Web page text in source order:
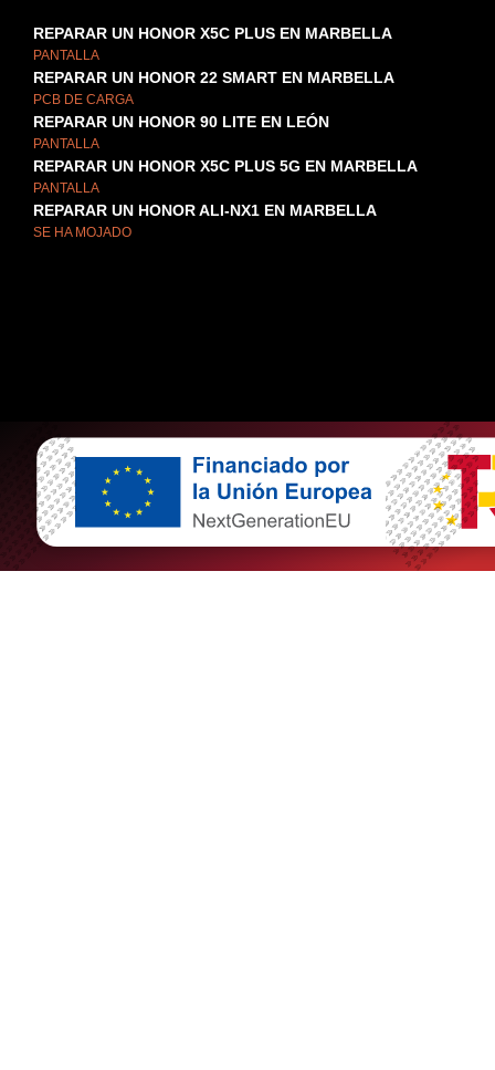
REPARAR UN HONOR X5C PLUS EN MARBELLA
PANTALLA
REPARAR UN HONOR 22 SMART EN MARBELLA
PCB DE CARGA
REPARAR UN HONOR 90 LITE EN LEÓN
PANTALLA
REPARAR UN HONOR X5C PLUS 5G EN MARBELLA
PANTALLA
REPARAR UN HONOR ALI-NX1 EN MARBELLA
SE HA MOJADO